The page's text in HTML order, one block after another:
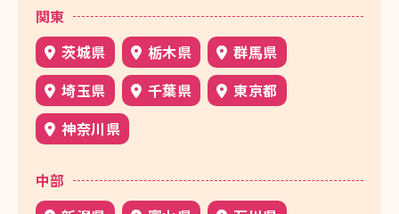
関東
茨城県
栃木県
群馬県
埼玉県
千葉県
東京都
神奈川県
中部